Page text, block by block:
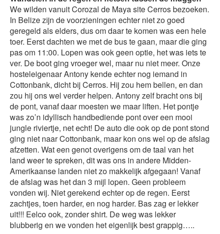
We wilden vanuit Corozal de Maya site Cerros bezoeken.
In Belize zijn de voorzieningen echter niet zo goed
geregeld als elders, dus om daar te komen was een hele
toer. Eerst dachten we met de bus te gaan, maar die ging
pas om 11:00. Lopen was ook geen optie, het was iets te
ver. De boot ging vroeger wel, maar nu niet meer. Onze
hosteleigenaar Antony kende echter nog iemand in
Cottonbank, dicht bij Cerros. Hij zou hem bellen, en dan
zou hij ons wel verder helpen. Antony zelf bracht ons bij
de pont, vanaf daar moesten we maar liften. Het pontje
was zo’n idyllisch handbediende pont over een mooi
jungle riviertje, net echt! De auto die ook op de pont stond
ging niet naar Cottonbank, maar kon ons wel op de afslag
afzetten. Wat een genot overigens om de taal van het
land weer te spreken, dit was ons in andere Midden-
Amerikaanse landen niet zo makkelijk afgegaan! Vanaf
de afslag was het dan 3 mijl lopen. Geen probleem
vonden wij. Niet gerekend echter op de regen. Eerst
zachtjes, toen harder, en nog harder. Bas zag er lekker
uit!!! Eelco ook, zonder shirt. De weg was lekker
blubberig en we vonden het eigenlijk best grappig…..